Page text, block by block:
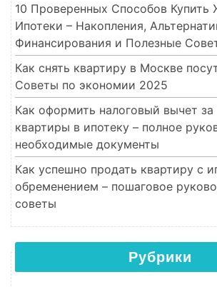
10 Проверенных Способов Купить
Ипотеки – Накопления,
Финансирования и Полезные
Как снять квартиру в Москве
Советы по экономии 2025
Как оформить налоговый вычет за
квартиры в ипотеку – полное
необходимые документы
Как успешно продать квартиру с
обременением – пошаговое
советы
Рубрики